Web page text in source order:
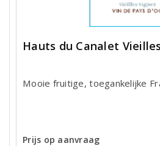
Hauts du Canalet
Mooie fruitige, toegankelijke
Prijs op aanvraag